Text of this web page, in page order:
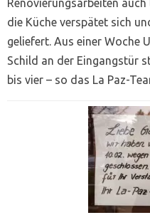
Renovierungsarbeiten
die Küche verspätet sich
geliefert. Aus einer Woche
Schild an der Eingangstür
bis vier – so das La Paz-